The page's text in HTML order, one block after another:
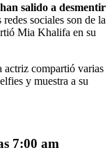
salido a desmentir
sociales son de la
Mia Khalifa en su
actriz compartió varias
y muestra a su
7:00 am